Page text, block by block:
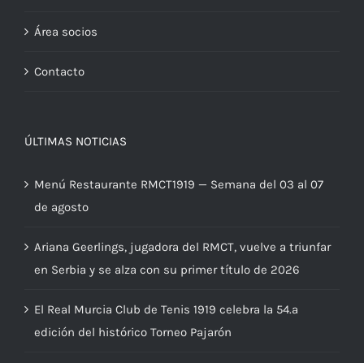
Área socios
Contacto
ÚLTIMAS NOTICIAS
Menú Restaurante RMCT1919 — Semana del 03 al 07
de agosto
Ariana Geerlings, jugadora del RMCT, vuelve a triunfar
en Serbia y se alza con su primer título de 2026
El Real Murcia Club de Tenis 1919 celebra la 54.ª
edición del histórico Torneo Pajarón